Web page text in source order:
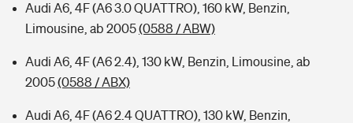
Audi A6, 4F (A6 3.0 QUATTRO), 160 kW, Benzin,
Limousine, ab 2005(0588 / ABW)
Audi A6, 4F (A6 2.4), 130 kW, Benzin, Limousine, ab
2005(0588 / ABX)
Audi A6, 4F (A6 2.4 QUATTRO), 130 kW, Benzin,